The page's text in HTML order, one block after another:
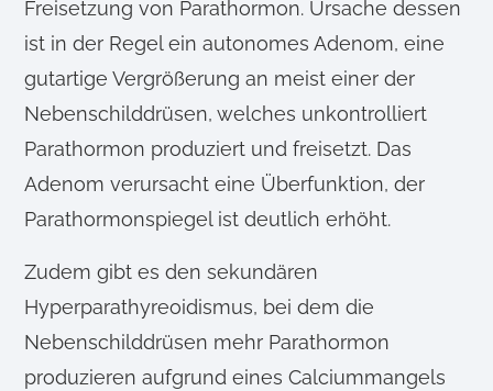
Freisetzung von Parathormon. Ursache dessen
ist in der Regel ein autonomes Adenom, eine
gutartige Vergrößerung an meist einer der
Nebenschilddrüsen, welches unkontrolliert
Parathormon produziert und freisetzt. Das
Adenom verursacht eine Überfunktion, der
Parathormonspiegel ist deutlich erhöht.
Zudem gibt es den sekundären
Hyperparathyreoidismus, bei dem die
Nebenschilddrüsen mehr Parathormon
produzieren aufgrund eines Calciummangels